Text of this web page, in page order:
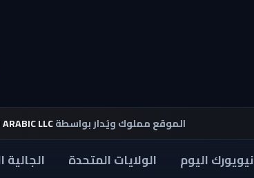
الموقع مملوك ويُدار بواسطةLLC
نيويورك اليوم الولايات المتحدة الجالية